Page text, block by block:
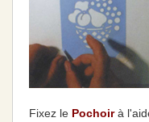
Fixez le Pochoirà